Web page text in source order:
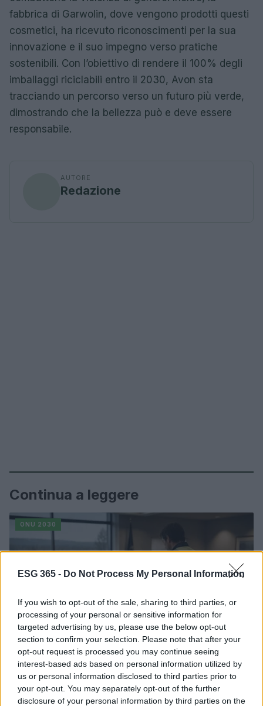
ESG 365 - Do Not Process My Personal Information
If you wish to opt-out of the sale, sharing to third parties, or
processing of your personal or sensitive information for
targeted advertising by us, please use the below opt-out
section to confirm your selection. Please note that after your
opt-out request is processed you may continue seeing
interest-based ads based on personal information utilized by
us or personal information disclosed to third parties prior to
your opt-out. You may separately opt-out of the further
disclosure of your personal information by third parties on the
fabbrica di Garwolin, dove vengono prodotti questi
cosmetici, ha ricevuto riconoscimenti per la sua
innovazione e il suo impegno verso pratiche
sostenibili. Con l’obiettivo di rendere il 100% degli
imballaggi riciclabili entro il 2030, Avon sta
tracciando un percorso verso un futuro più verde,
dimostrando che la bellezza può e deve essere
responsabile.
AUTORE
Redazione
Continua a leggere
ONU 2030
Azzerare le vittime in città con urbanismo tattico e
dati